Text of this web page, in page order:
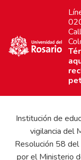
Institución de
vigilancia del
Resolución 58
por el Ministerio